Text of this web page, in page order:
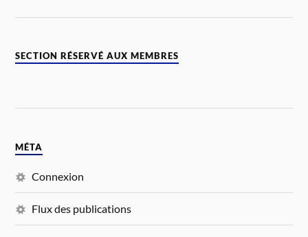
SECTION RÉSERVÉ AUX MEMBRES
MÉTA
Connexion
Flux des publications